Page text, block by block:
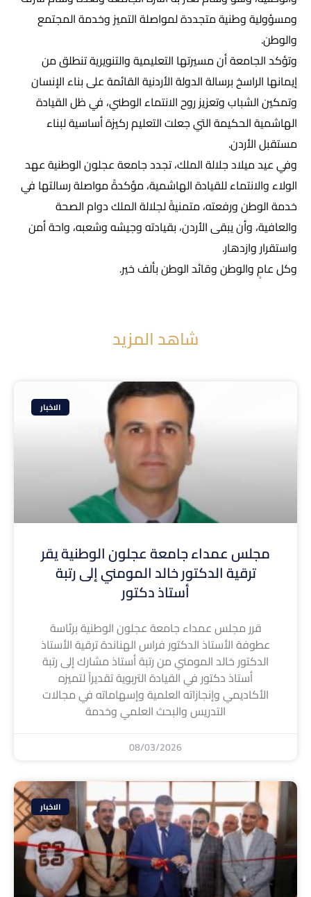
ومسؤولية وطنية متجددة لمواصلة التميز وخدمة المجتمع
والوطن.
وتؤكد الجامعة أن مسيرتها التعليمية والتنويرية تنطلق من
إيمانها الراسخ برسالة الدولة الأردنية القائمة على بناء الإنسان
وتمكين الشباب وتعزيز روح الانتماء الوطني، في ظل القيادة
الهاشمية الحكيمة التي جعلت التعليم ركيزة أساسية لبناء
مستقبل الأردن.
وفي عيد ميلاد جلالة الملك، تجدد جامعة عجلون الوطنية عهد
الولاء والانتماء للقيادة الهاشمية، مؤكدةً مواصلة رسالتها في
خدمة الوطن ورفعته، متمنيةً لجلالة الملك دوام الصحة
والعافية، وأن يبقى الأردن، بقيادته وجيشه وشعبه، واحة أمن
واستقرار وازدهار.
وكل عامٍ والوطن وقائد الوطن بألف خير.
شاهد المزيد
الاخبار
مجلس عمداء جامعة عجلون الوطنية يقر
ترقية الدكتور خالد المومني إلى رتبة
أستاذ دكتور
قرر مجلس عمداء جامعة عجلون الوطنية برئاسة
عطوفة الأستاذ الدكتور فراس الهناندة ترقية الأستاذ
الدكتور خالد المومني من رتبة أستاذ مشارك إلى رتبة
أستاذ دكتور في القيادة التربوية تقديراً لتميزه
الأكاديمي وإنجازاته العلمية وإسهاماته في مجالات
التدريس والبحث العلمي وخدمة
08/03/2026
الاخبار